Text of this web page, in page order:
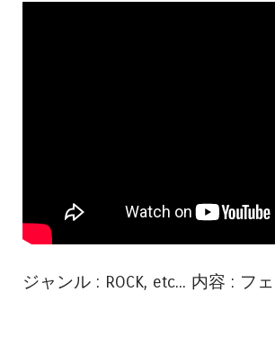
ジャンル : ROCK, etc... 内容 : フ